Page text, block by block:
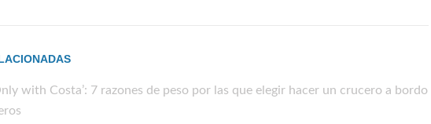
with Costa’: 7 razones de peso por las que elegir hacer un crucero a bordo